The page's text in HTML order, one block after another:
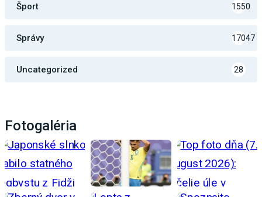
Šport 1550
Správy 17047
Uncategorized 28
Fotogaléria